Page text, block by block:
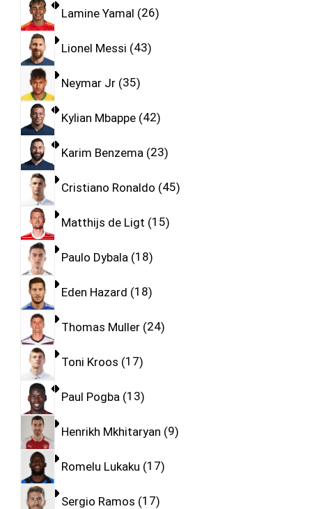
Lamine Yamal 26
Lionel Messi 43
Neymar Jr 35
Kylian Mbappe 42
Karim Benzema 23
Cristiano Ronaldo 45
Matthijs de Ligt 15
Paulo Dybala 18
Eden Hazard 18
Thomas Muller 24
Toni Kroos 17
Paul Pogba 13
Henrikh Mkhitaryan 9
Romelu Lukaku 17
Sergio Ramos 17